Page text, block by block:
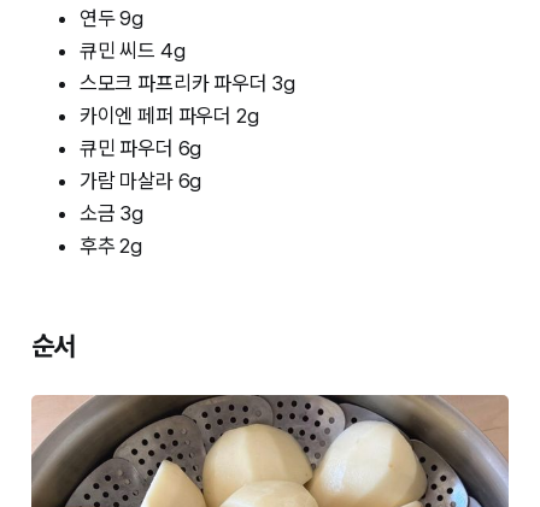
연두 9g
큐민 씨드 4g
스모크 파프리카 파우더 3g
카이엔 페퍼 파우더 2g
큐민 파우더 6g
가람 마살라 6g
소금 3g
후추 2g
순서